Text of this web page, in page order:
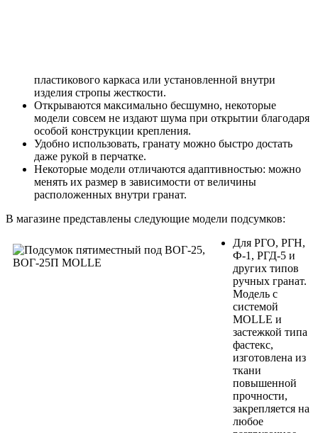
пластикового каркаса или установленной внутри
изделия стропы жесткости.
Открываются максимально бесшумно, некоторые
модели совсем не издают шума при открытии благодаря
особой конструкции крепления.
Удобно использовать, гранату можно быстро достать
даже рукой в перчатке.
Некоторые модели отличаются адаптивностью: можно
менять их размер в зависимости от величины
расположенных внутри гранат.
В магазине представлены следующие модели подсумков:
Для РГО, РГН,
Ф-1, РГД-5 и
других типов
ручных гранат.
Модель с
системой
MOLLE и
застежкой типа
фастекс,
изготовлена из
ткани
повышенной
прочности,
закрепляется на
любое